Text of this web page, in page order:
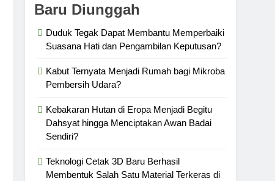
Baru Diunggah
Duduk Tegak Dapat Membantu Memperbaiki
Suasana Hati dan Pengambilan Keputusan?
Kabut Ternyata Menjadi Rumah bagi Mikroba
Pembersih Udara?
Kebakaran Hutan di Eropa Menjadi Begitu
Dahsyat hingga Menciptakan Awan Badai
Sendiri?
Teknologi Cetak 3D Baru Berhasil
Membentuk Salah Satu Material Terkeras di